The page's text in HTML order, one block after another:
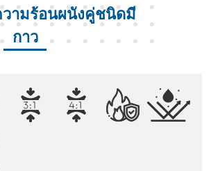
ามร้อนผนังคู่ชนิดมี
กาว